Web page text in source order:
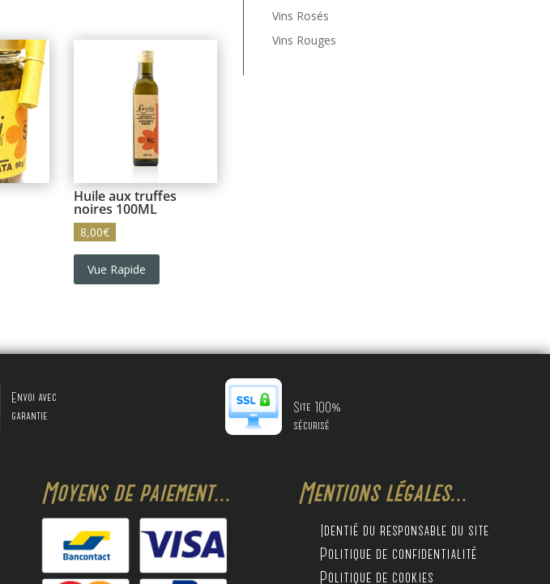
Huile aux truffes
noires 100ML
8,00€
Vue Rapide
Vins Rosés
Vins Rouges
Envoi avec
garantie
Site 100%
sécurisé
Moyens de paiement... Mentions légales...
Identié du responsable du site
Politique de confidentialité
Politique de cookies